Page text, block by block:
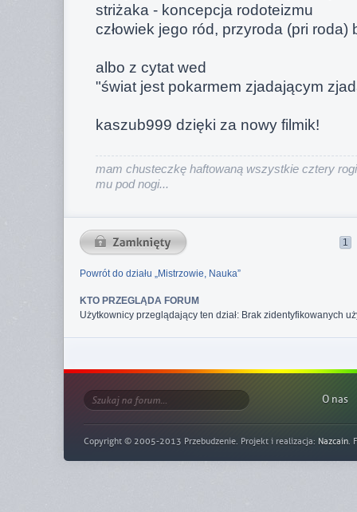
striżaka - koncepcja rodoteizmu
człowiek jego ród, przyroda (pri
albo z cytat wed
"świat jest pokarmem zjadającym
kaszub999 dzięki za nowy filmik!
mam chusteczkę haftowaną wszystkie cztery
mu pod nogi...
1
Powrót do działu „Mistrzowie, Nauka”
KTO PRZEGLĄDA FORUM
Użytkownicy przeglądający ten dział: Brak zidentyfikowanych
O nas
Copyright © 2005-2013 Przebudzenie. Projekt i realizacja: Nazcain.